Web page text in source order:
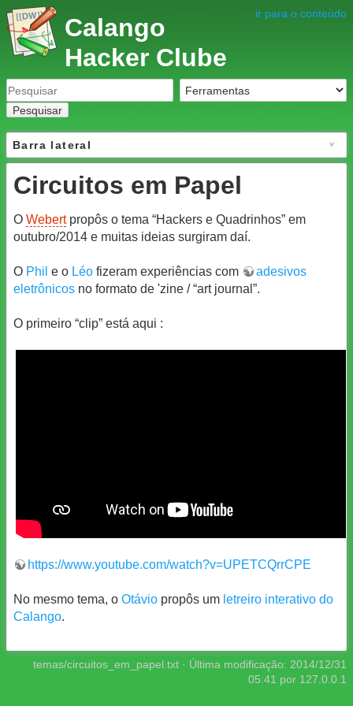
ir para o conteúdo
Calango
Hacker Clube
Pesquisar
Barra lateral
Circuitos em Papel
O Webertpropôs o tema “Hackers e Quadrinhos” em
outubro/2014 e muitas ideias surgiram daí.
O Phil e o Léo fizeram experiências com
adesivos
eletrônicos no formato de 'zine / “art journal”.
O primeiro “clip” está aqui :
https://www.youtube.com/watch?v=UPETCQrrCPE
No mesmo tema, o Otávio propôs um letreiro interativo do
Calango.
temas/circuitos_em_papel.txt · Última modificação: 2014/12/31
05:41 por 127.0.0.1